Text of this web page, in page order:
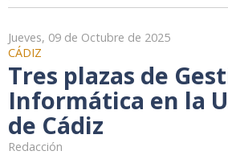
Jueves, 09 de Octubre de 2025
CÁDIZ
Tres plazas de
Informática en la
de Cádiz
Redacción